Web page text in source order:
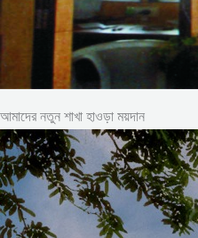
আমাদের নতুন শাখা হাওড়া ময়দান